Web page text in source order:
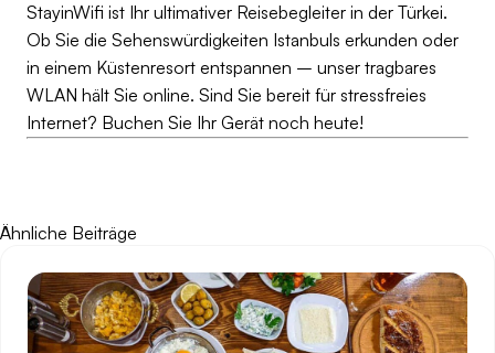
StayinWifi ist Ihr ultimativer Reisebegleiter in der Türkei.
Ob Sie die Sehenswürdigkeiten Istanbuls erkunden oder
in einem Küstenresort entspannen – unser tragbares
WLAN hält Sie online. Sind Sie bereit für stressfreies
Internet? Buchen Sie Ihr Gerät noch heute!
Ähnliche Beiträge